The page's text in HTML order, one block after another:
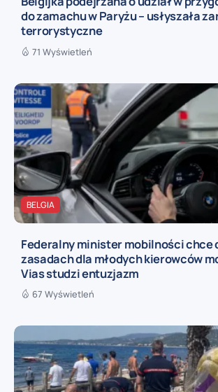
do zamachu w Paryżu – usłyszała
terrorystyczne
71 Wyświetleń
BELGIA
Federalny minister mobilności chce
zasadach dla młodych kierowców
Vias studzi entuzjazm
67 Wyświetleń